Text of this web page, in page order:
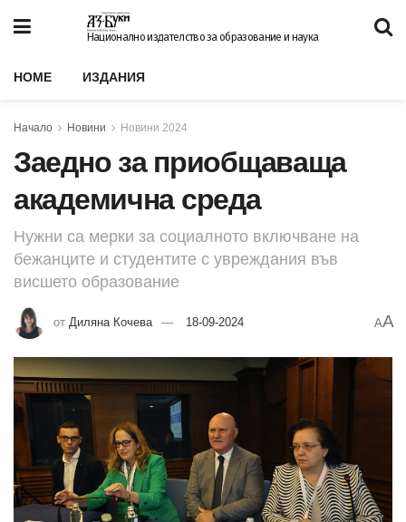
Национално издателство за образование и наука
HOME ИЗДАНИЯ
Начало Новини Новини 2024
Заедно за приобщаваща
академична среда
Нужни са мерки за социалното включване на
бежанците и студентите с увреждания във
висшето образование
от Диляна Кочева 18-09-2024 AA